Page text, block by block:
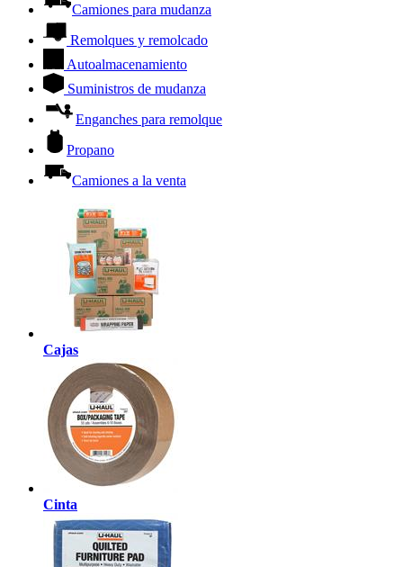
Camiones para mudanza
Remolques y remolcado
Autoalmacenamiento
Suministros de mudanza
Enganches para remolque
Propano
Camiones a la venta
Cajas
Cinta